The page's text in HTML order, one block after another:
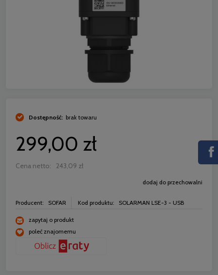
Dostępność: brak towaru
299,00 zł
Cena netto: 243,09 zł
dodaj do przechowalni
Producent: SOFAR Kod produktu: SOLARMAN LSE-3 - USB
zapytaj o produkt
poleć znajomemu